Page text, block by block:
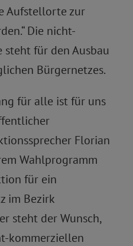
Aufstellorte zur
Die nicht-
für den Ausbau
Bürgernetzes.
für alle ist für uns
Florian
Wahlprogramm
für ein
im Bezirk
steht der Wunsch,
kommerziellen